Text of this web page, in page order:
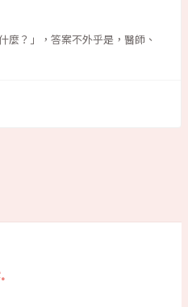
麼？」，答案不外乎是，醫師、